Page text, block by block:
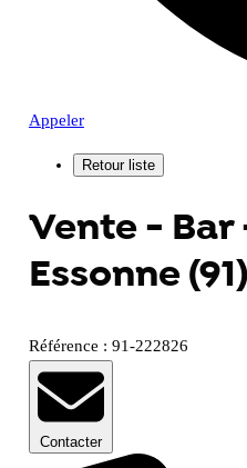
Appeler
Vente -
Essonne (91)
Référence : 91-222826
Contacter